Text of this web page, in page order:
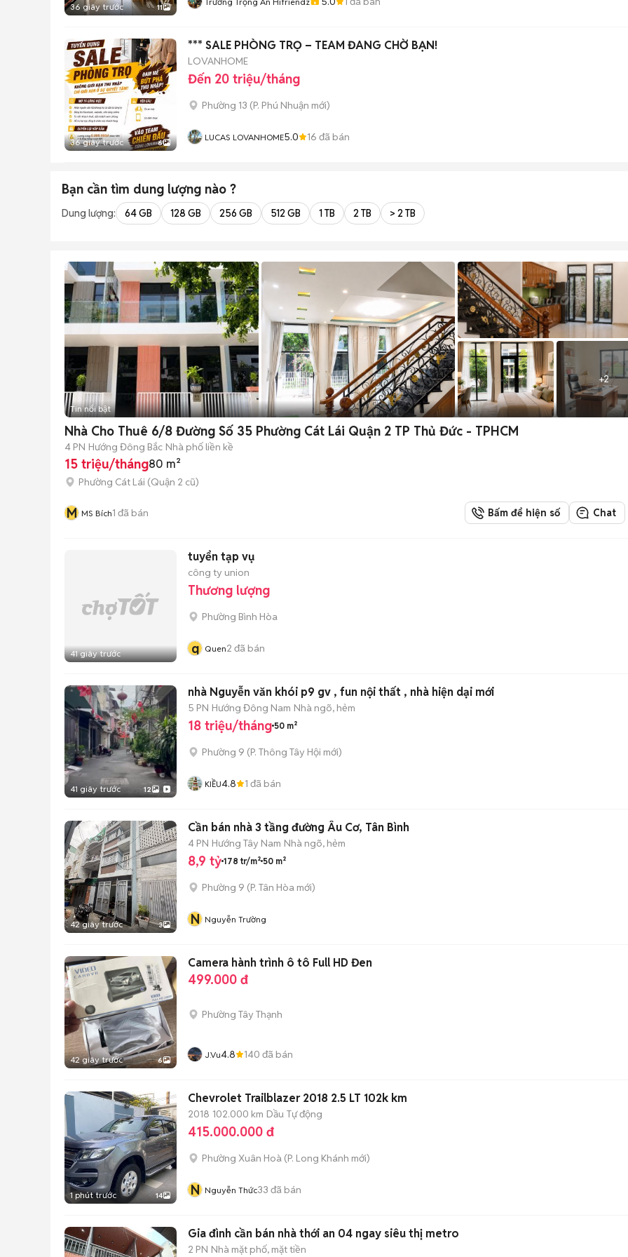
36 giây trước 11
36 giây trước 6
*** SALE PHÒNG TRỌ – TEAM ĐANG CHỜ BẠN!
LOVANHOME
Đến 20 triệu/tháng
Phường 13 (P. Phú Nhuận mới)
LUCAS LOVANHOME5.0 16 đã bán
Bạn cần tìm dung lượng nào ?
Dung lượng: 64 GB 128 GB 256 GB 512 GB 1 TB 2 TB > 2 TB
+2
Tin nổi bật
Nhà Cho Thuê 6/8 Đường Số 35 Phường Cát Lái Quận 2 TP Thủ Đức - TPHCM
4 PN Hướng Đông Bắc Nhà phố liền kề
15 triệu/tháng80 m²
Phường Cát Lái (Quận 2 cũ)
M MS Bích1 đã bán Bấm để hiện số Chat
41 giây trước
tuyển tạp vụ
công ty union
Thương lượng
Phường Bình Hòa
q Quen2 đã bán
41 giây trước 12
nhà Nguyễn văn khói p9 gv , fun nội thất , nhà hiện dại mới
5 PN Hướng Đông Nam Nhà ngõ, hẻm
18 triệu/tháng 50 m²
Phường 9 (P. Thông Tây Hội mới)
KIỀU4.8 1 đã bán
42 giây trước 3
Cần bán nhà 3 tầng đường Âu Cơ, Tân Bình
4 PN Hướng Tây Nam Nhà ngõ, hẻm
8,9 tỷ 178 tr/m² 50 m²
Phường 9 (P. Tân Hòa mới)
N Nguyễn Trường
42 giây trước 6
Camera hành trình ô tô Full HD Đen
499.000 đ
Phường Tây Thạnh
J.Vu4.8 140 đã bán
1 phút trước 14
Chevrolet Trailblazer 2018 2.5 LT 102k km
2018 102.000 km Dầu Tự động
415.000.000 đ
Phường Xuân Hoà (P. Long Khánh mới)
N Nguyễn Thức33 đã bán
Gia đình cần bán nhà thới an 04 ngay siêu thị metro
2 PN Nhà mặt phố, mặt tiền